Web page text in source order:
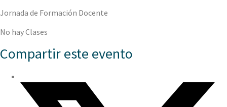
Jornada de Formación Docente
No hay Clases
Compartir este evento